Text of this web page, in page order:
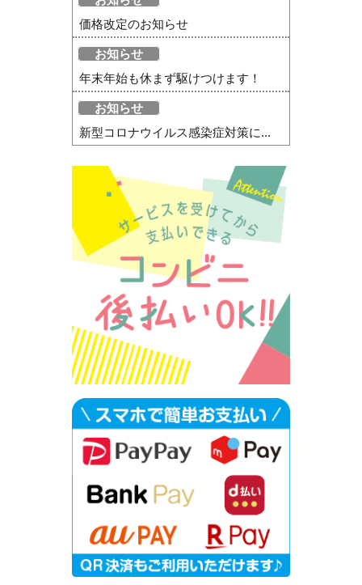
価格改定のお知らせ
お知らせ
年末年始も休まず駆けつけます！
お知らせ
新型コロナウイルス感染症対策に...